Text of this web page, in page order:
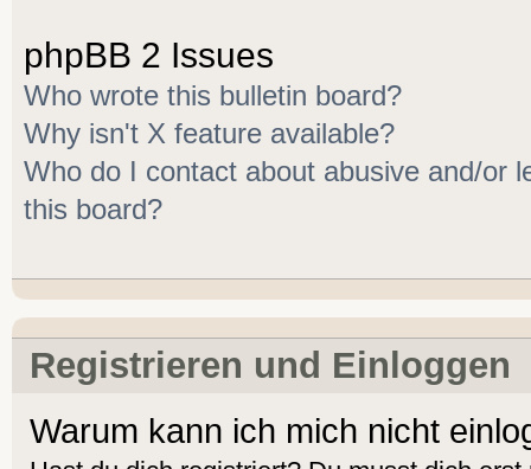
phpBB 2 Issues
Who wrote this bulletin board?
Why isn't X feature available?
Who do I contact about abusive and/or
this board?
Registrieren und Einloggen
Warum kann ich mich nicht